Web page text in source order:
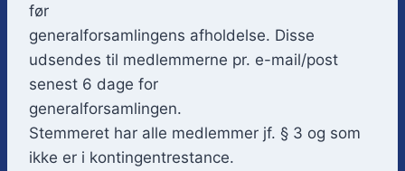
før
generalforsamlingens afholdelse. Disse
udsendes til medlemmerne pr. e-mail/post
senest 6 dage for
generalforsamlingen.
Stemmeret har alle medlemmer jf. § 3 og som
ikke er i kontingentrestance.